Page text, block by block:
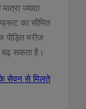
ज्यादा
का सीमित
पीड़ित मरीज
सकता है।
सेवन से मिलते